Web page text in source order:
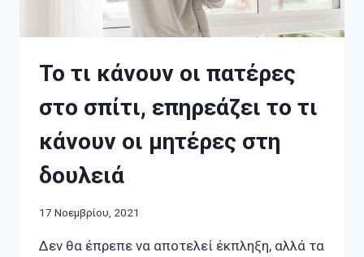
Το τι κάνουν οι πατέρες
στο σπίτι, επηρεάζει το τι
κάνουν οι μητέρες στη
δουλειά
17 Νοεμβρίου, 2021
Δεν θα έπρεπε να αποτελεί έκπληξη, αλλά τα